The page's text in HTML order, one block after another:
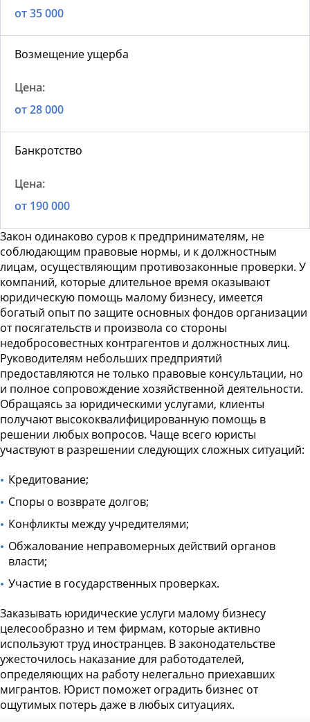
от 35 000
Возмещение ущерба
от 28 000
Банкротство
от 190 000
Закон одинаково суров к предпринимателям, не
соблюдающим правовые нормы, и к должностным
лицам, осуществляющим противозаконные проверки. У
компаний, которые длительное время оказывают
юридическую помощь малому бизнесу, имеется
богатый опыт по защите основных фондов организации
от посягательств и произвола со стороны
недобросовестных контрагентов и должностных лиц.
Руководителям небольших предприятий
предоставляются не только правовые консультации, но
и полное сопровождение хозяйственной деятельности.
Обращаясь за юридическими услугами, клиенты
получают высококвалифицированную помощь в
решении любых вопросов. Чаще всего юристы
участвуют в разрешении следующих сложных ситуаций:
Кредитование;
Споры о возврате долгов;
Конфликты между учредителями;
Обжалование неправомерных действий органов
власти;
Участие в государственных проверках.
Заказывать юридические услуги малому бизнесу
целесообразно и тем фирмам, которые активно
используют труд иностранцев. В законодательстве
ужесточилось наказание для работодателей,
определяющих на работу нелегально приехавших
мигрантов. Юрист поможет оградить бизнес от
ощутимых потерь даже в любых ситуациях.